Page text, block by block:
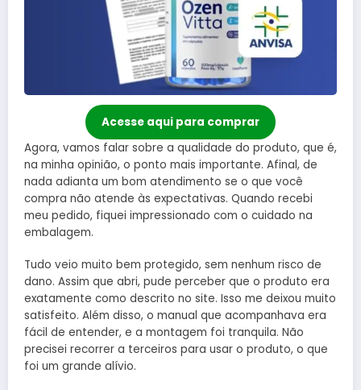
Acesse aqui para comprar
Agora, vamos falar sobre a qualidade do produto, que é,
na minha opinião, o ponto mais importante. Afinal, de
nada adianta um bom atendimento se o que você
compra não atende às expectativas. Quando recebi
meu pedido, fiquei impressionado com o cuidado na
embalagem.
Tudo veio muito bem protegido, sem nenhum risco de
dano. Assim que abri, pude perceber que o produto era
exatamente como descrito no site. Isso me deixou muito
satisfeito. Além disso, o manual que acompanhava era
fácil de entender, e a montagem foi tranquila. Não
precisei recorrer a terceiros para usar o produto, o que
foi um grande alívio.